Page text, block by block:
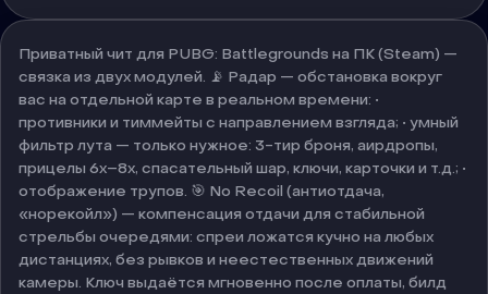
Приватный чит для PUBG: Battlegrounds на ПК (Steam) —
связка из двух модулей. 📡 Радар — обстановка вокруг
вас на отдельной карте в реальном времени: •
противники и тиммейты с направлением взгляда; • умный
фильтр лута — только нужное: 3-тир броня, аирдропы,
прицелы 6x–8x, спасательный шар, ключи, карточки и т.д.; •
отображение трупов. 🎯 No Recoil (антиотдача,
«норекойл») — компенсация отдачи для стабильной
стрельбы очередями: спреи ложатся кучно на любых
дистанциях, без рывков и неестественных движений
камеры. Ключ выдаётся мгновенно после оплаты, билд